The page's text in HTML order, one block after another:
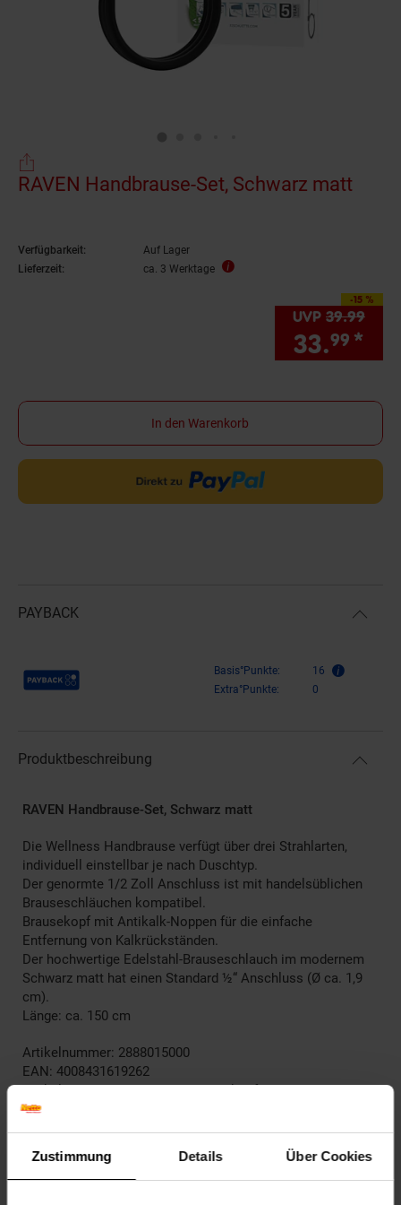
Zustimmung Details Über Cookies
RAVEN Handbrause-Set, Schwarz matt
Verfügbarkeit:
Auf Lager
Lieferzeit:
ca. 3 Werktage
-15 %
Sie Sparen 15
UVP 39.99
33.99 *
In den Warenkorb
PAYBACK
Payback Punkte Basis°Punkte:
16
Extra°Punkte:
0
Produktbeschreibung
RAVEN Handbrause-Set, Schwarz matt
Die Wellness Handbrause verfügt über drei Strahlarten,
individuell einstellbar je nach Duschtyp.
Der genormte 1/2 Zoll Anschluss ist mit handelsüblichen
Brauseschläuchen kompatibel.
Brausekopf mit Antikalk-Noppen für die einfache
Entfernung von Kalkrückständen.
Der hochwertige Edelstahl-Brauseschlauch im modernem
Schwarz matt hat einen Standard ½“ Anschluss (Ø ca. 1,9
cm).
Länge: ca. 150 cm
Artikelnummer: 2888015000
EAN: 4008431619262
Artikel gehört zur Kategorie:Duschköpfe
Versandinformationen